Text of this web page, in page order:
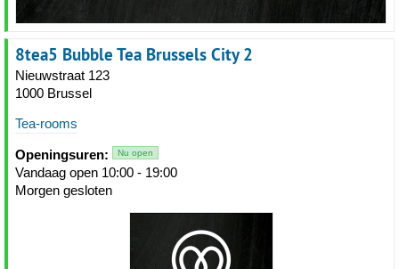
8tea5 Bubble Tea Brussels City 2
Nieuwstraat 123
1000 Brussel
Tea-rooms
Openingsuren: Nu open
Vandaag open 10:00 - 19:00
Morgen gesloten